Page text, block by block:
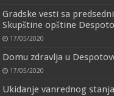
Gradske vesti sa
Skupštine opštine
17/05/2020
Domu zdravlja u
17/05/2020
Ukidanje vanrednog stanja